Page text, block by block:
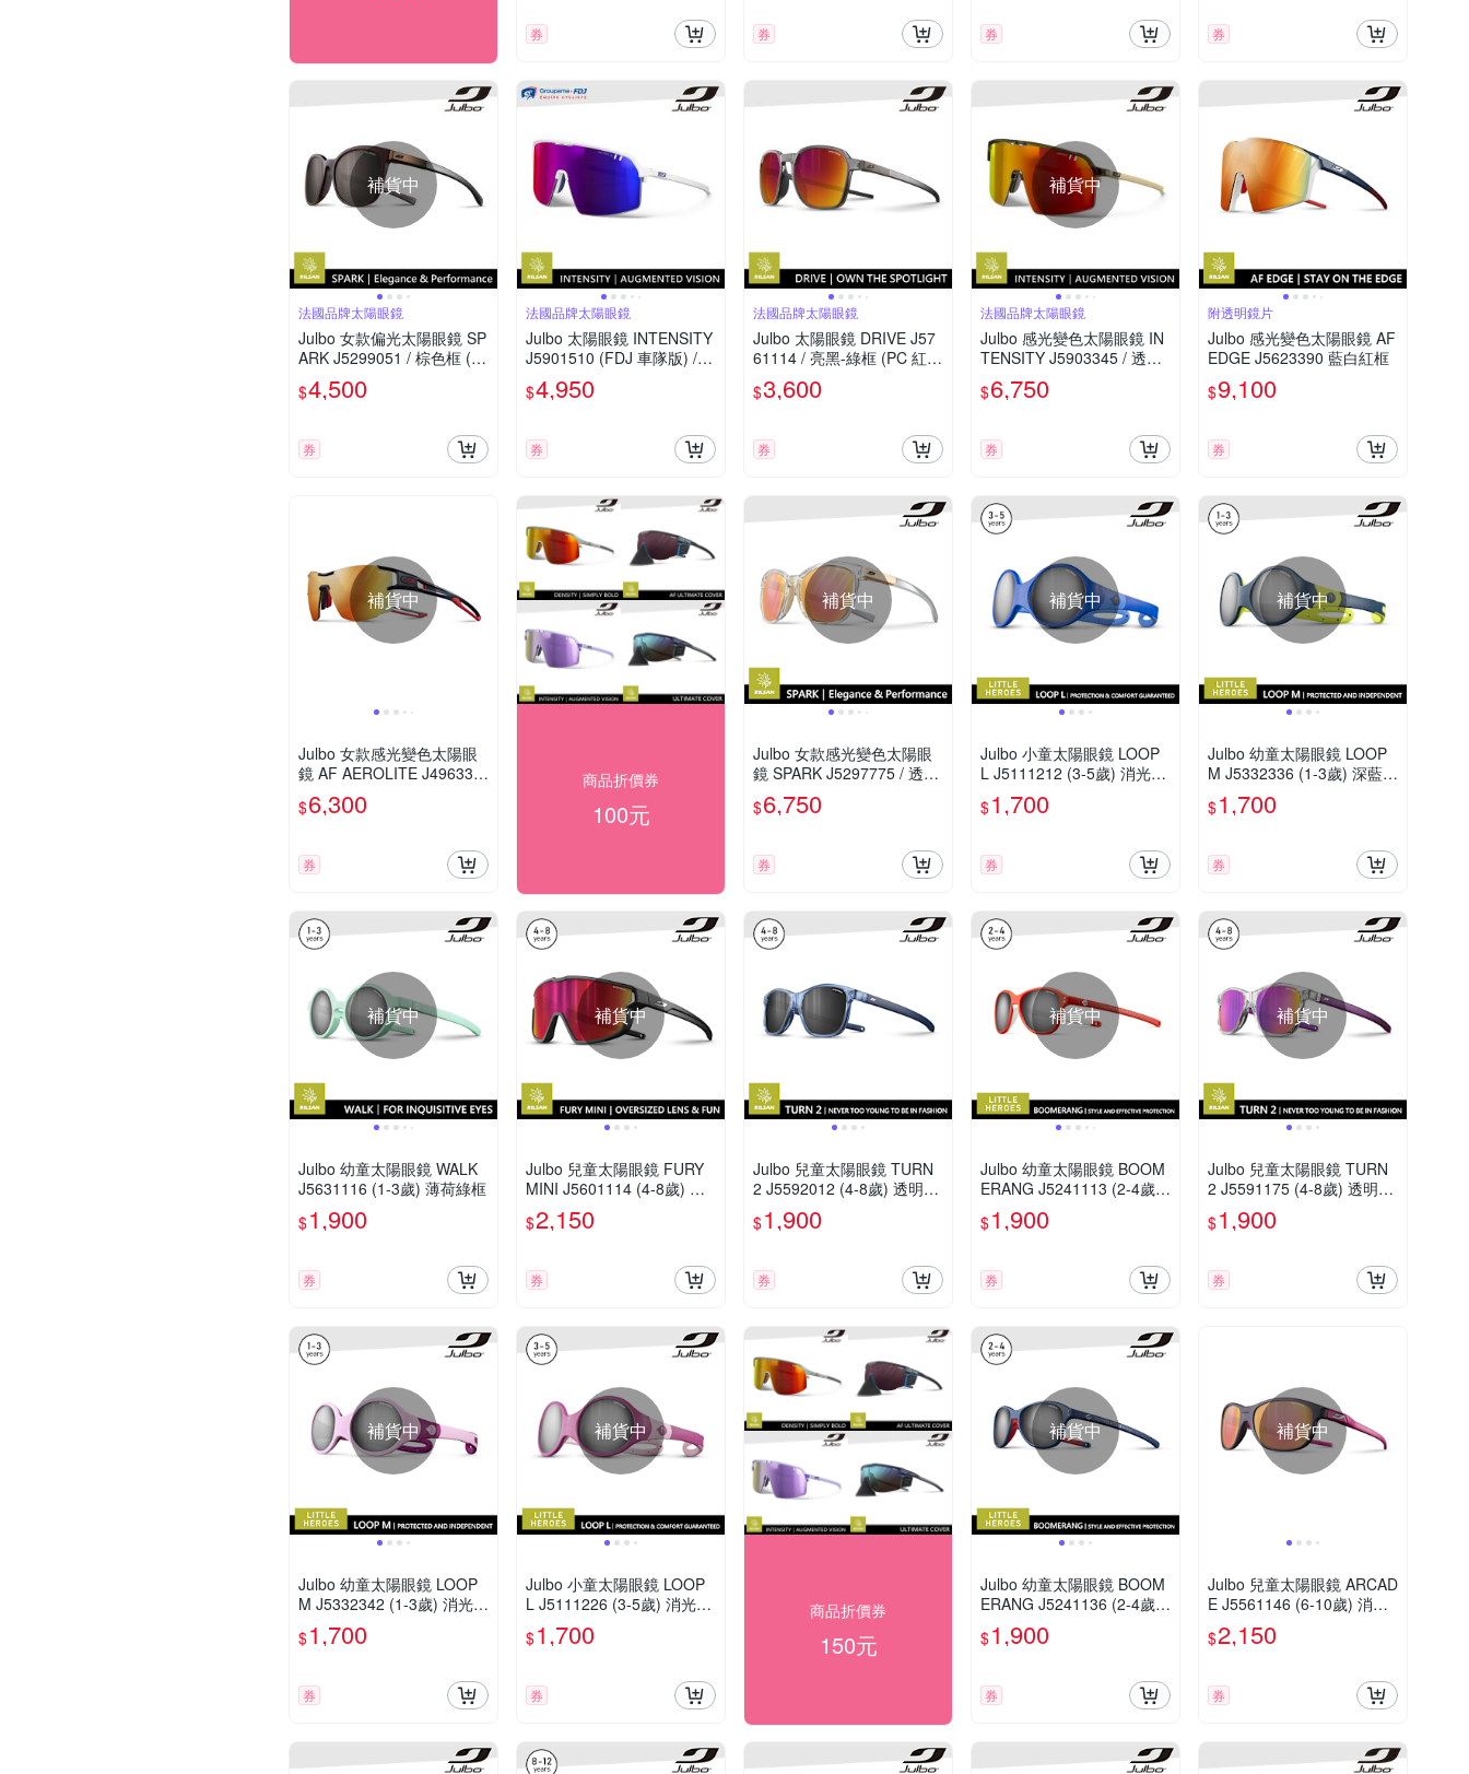
券 券 券 券
補貨中
法國品牌太陽眼鏡
Julbo 女款偏光太陽眼鏡 SP
ARK J5299051 / 棕色框 (P
C 棕色鍍膜鏡片) 適合多種
運動和日常使用
$4,500
券
法國品牌太陽眼鏡
Julbo 太陽眼鏡 INTENSITY
J5901510 (FDJ 車隊版) /
消光白框 (PC 紅紫鍍膜鏡
片) 特別適合越野跑和單車
$4,950
券
法國品牌太陽眼鏡
Julbo 太陽眼鏡 DRIVE J57
61114 / 亮黑-綠框 (PC 紅棕
鍍膜鏡片) 適合多種運動和
日常使用
$3,600
券
補貨中
法國品牌太陽眼鏡
Julbo 感光變色太陽眼鏡 IN
TENSITY J5903345 / 透明
軍綠-米框 (黃紅感光變色鏡
片) 特別適合越野跑和單車
$6,750
券
附透明鏡片
Julbo 感光變色太陽眼鏡 AF
EDGE J5623390 藍白紅框
$9,100
券
補貨中
Julbo 女款感光變色太陽眼
鏡 AF AEROLITE J496331
4 / 霧黑紅框 (透明鍍膜黃紅
鏡片)
$6,300
券
商品折價券
100元
補貨中
Julbo 女款感光變色太陽眼
鏡 SPARK J5297775 / 透明
灰框 (粉棕多層膜鏡片)
$6,750
券
補貨中
Julbo 小童太陽眼鏡 LOOP
L J5111212 (3-5歲) 消光藍
$1,700
券
補貨中
Julbo 幼童太陽眼鏡 LOOP
M J5332336 (1-3歲) 深藍-
亮綠框
$1,700
券
補貨中
Julbo 幼童太陽眼鏡 WALK
J5631116 (1-3歲) 薄荷綠框
$1,900
券
補貨中
Julbo 兒童太陽眼鏡 FURY
MINI J5601114 (4-8歲) 消
光黑框
$2,150
券
Julbo 兒童太陽眼鏡 TURN
2 J5592012 (4-8歲) 透明-
藍框
$1,900
券
補貨中
Julbo 幼童太陽眼鏡 BOOM
ERANG J5241113 (2-4歲)
消光紅框
$1,900
券
補貨中
Julbo 兒童太陽眼鏡 TURN
2 J5591175 (4-8歲) 透明紫
$1,900
券
補貨中
Julbo 幼童太陽眼鏡 LOOP
M J5332342 (1-3歲) 消光粉
色框
$1,700
券
補貨中
Julbo 小童太陽眼鏡 LOOP
L J5111226 (3-5歲) 消光粉
$1,700
券
商品折價券
150元
補貨中
Julbo 幼童太陽眼鏡 BOOM
ERANG J5241136 (2-4歲)
消光藍-紅框
$1,900
券
補貨中
Julbo 兒童太陽眼鏡 ARCAD
E J5561146 (6-10歲) 消光
深紫
$2,150
券